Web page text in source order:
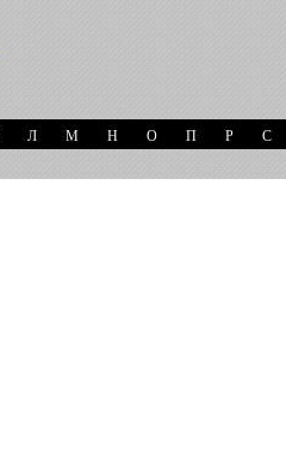
Л М Н О П Р С